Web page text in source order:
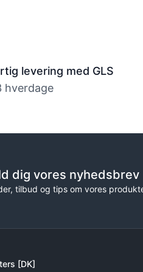
levering med GLS
hverdage
dig vores nyhedsbrev
tilbud og tips om vores
[DK]